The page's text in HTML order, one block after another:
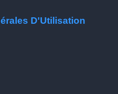
D'Utilisation